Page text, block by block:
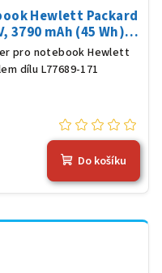
Hewlett Packard
3790 mAh (45 Wh),
pro notebook Hewlett
dílu L77689-171
Do košíku